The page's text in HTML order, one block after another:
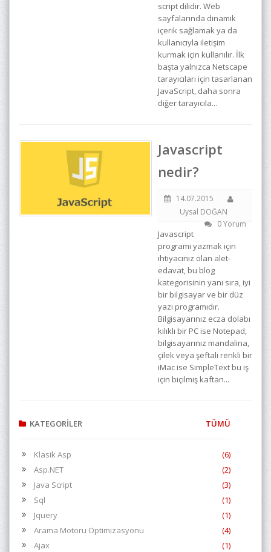
script dilidir. Web
sayfalarında dinamik
içerik sağlamak ya da
kullanıcıyla iletişim
kurmak için kullanılır. İlk
başta yalnızca Netscape
tarayıcıları için tasarlanan
JavaScript, daha sonra
diğer tarayıcıla...
Javascript
nedir?
14.07.2015
Uysal DOĞAN
0 Yorum
Javascript
programı yazmak için
ihtiyacınız olan alet-
edavat, bu blog
kategorisinin yanı sıra, iyi
bir bilgisayar ve bir düz
yazı programıdır.
Bilgisayarınız ecza dolabı
kılıklı bir PC ise Notepad,
bilgisayarınız mandalina,
çilek veya şeftali renkli bir
iMac ise SimpleText bu iş
için biçilmiş kaftan...
KATEGORİLER TÜMÜ
Klasik Asp
(6)
Asp.NET
(2)
Java Script
(3)
Sql
(1)
Jquery
(1)
Arama Motoru Optimizasyonu
(4)
Ajax
(1)